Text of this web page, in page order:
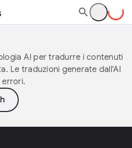
AI per tradurre i contenuti
Le traduzioni generate dall'AI